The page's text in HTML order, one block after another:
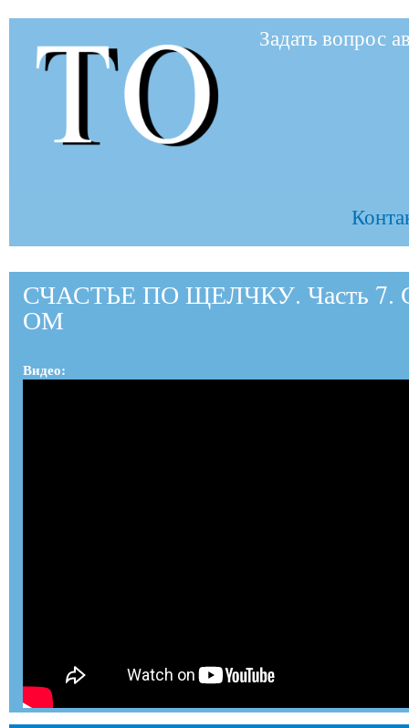
to-
Задать вопрос
СЧАСТЬЕ ПО ЩЕЛЧКУ. Часть 7.
ОМ
Видео: